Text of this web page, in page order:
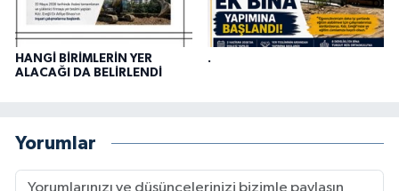
HANGİ BİRİMLERİN YER
ALACAĞI DA BELİRLENDİ
.
Yorumlar